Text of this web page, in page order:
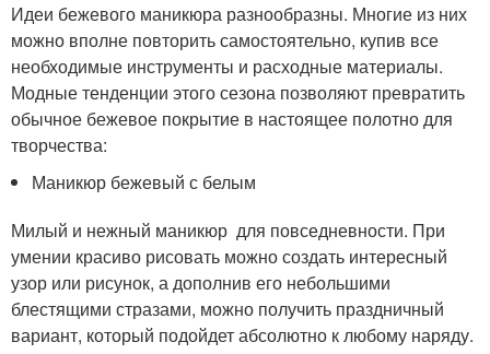
Идеи бежевого маникюра разнообразны. Многие из них
можно вполне повторить самостоятельно, купив все
необходимые инструменты и расходные материалы.
Модные тенденции этого сезона позволяют превратить
обычное бежевое покрытие в настоящее полотно для
творчества:
Маникюр бежевый с белым
Милый и нежный маникюр для повседневности. При
умении красиво рисовать можно создать интересный
узор или рисунок, а дополнив его небольшими
блестящими стразами, можно получить праздничный
вариант, который подойдет абсолютно к любому наряду.